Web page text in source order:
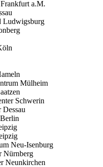
a.M.
Ludwigsburg
Mülheim
Schwerin
Neu-Isenburg
Nürnberg
Neunkirchen